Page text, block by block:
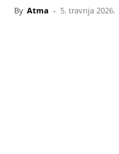
By Atma - 5. travnja 2026.